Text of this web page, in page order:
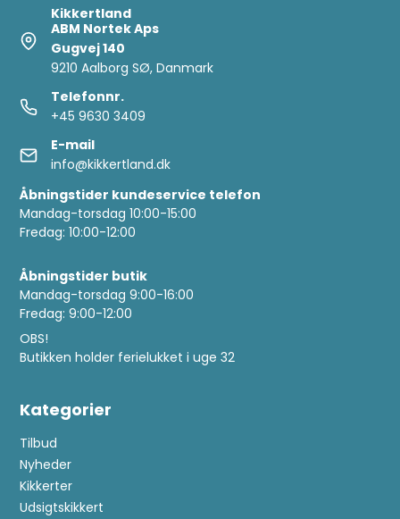
Kikkertland
ABM Nortek Aps
Gugvej 140
9210 Aalborg SØ, Danmark
Telefonnr.
+45 9630 3409
E-mail
info@kikkertland.dk
Åbningstider kundeservice telefon
Mandag-torsdag 10:00-15:00
Fredag: 10:00-12:00
Åbningstider butik
Mandag-torsdag 9:00-16:00
Fredag: 9:00-12:00
OBS!
Butikken holder ferielukket i uge 32
Kategorier
Tilbud
Nyheder
Kikkerter
Udsigtskikkert